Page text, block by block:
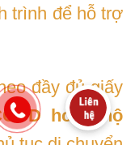
trình để hỗ trợ
đầy đủ giấy
hoặc hộ